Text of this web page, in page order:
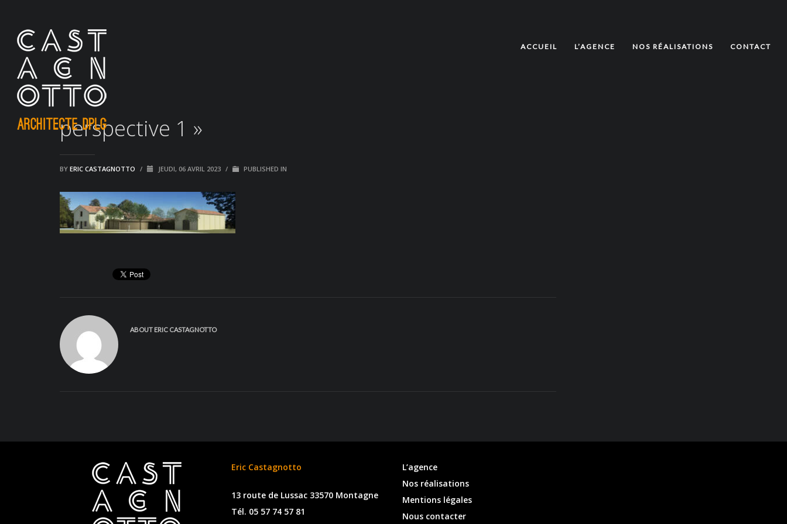
ACCUEIL L’AGENCE NOS RÉALISATIONS CONTACT
perspective 1 »
BY ERIC CASTAGNOTTO / JEUDI, 06 AVRIL 2023 / PUBLISHED IN
ABOUT ERIC CASTAGNOTTO
Eric Castagnotto
13 route de Lussac 33570 Montagne
Tél. 05 57 74 57 81
L’agence
Nos réalisations
Mentions légales
Nous contacter